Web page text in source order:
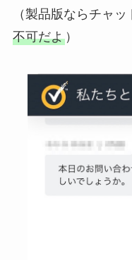
（製品版ならチャッ
不可だよ）